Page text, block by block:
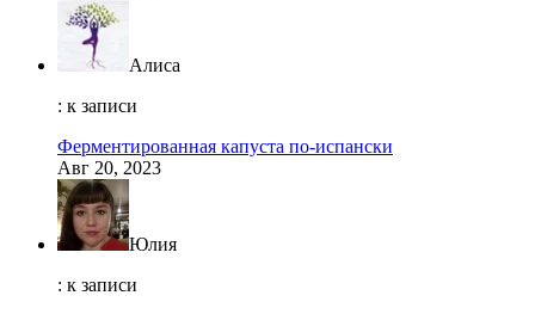
Алиса
: к записи
Ферментированная капуста по-испански
Авг 20, 2023
Юлия
: к записи